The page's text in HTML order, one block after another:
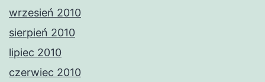
wrzesień 2010
sierpień 2010
lipiec 2010
czerwiec 2010